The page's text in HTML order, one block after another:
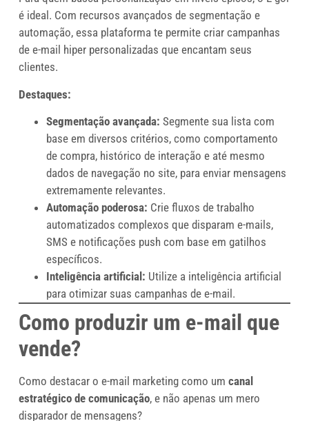
é ideal. Com recursos avançados de segmentação e
automação, essa plataforma te permite criar campanhas
de e-mail hiper personalizadas que encantam seus
clientes.
Destaques:
Segmentação avançada: Segmente sua lista com
base em diversos critérios, como comportamento
de compra, histórico de interação e até mesmo
dados de navegação no site, para enviar mensagens
extremamente relevantes.
Automação poderosa: Crie fluxos de trabalho
automatizados complexos que disparam e-mails,
SMS e notificações push com base em gatilhos
específicos.
Inteligência artificial: Utilize a inteligência artificial
para otimizar suas campanhas de e-mail.
Como produzir um e-mail que
vende?
Como destacar o e-mail marketing como umcanal
estratégico de comunicação, e não apenas um mero
disparador de mensagens?